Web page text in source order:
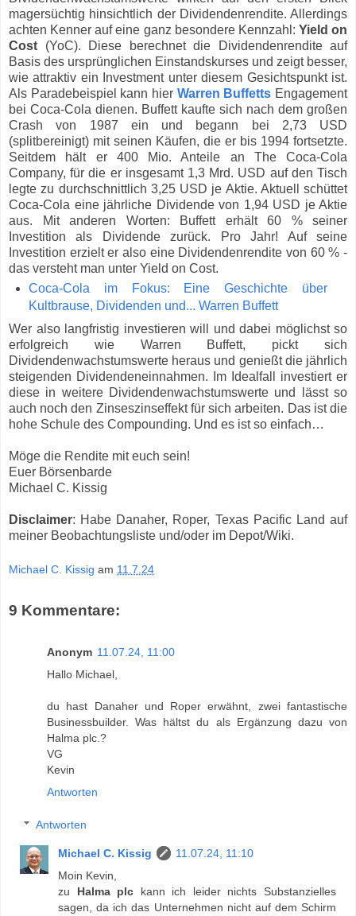
magersüchtig hinsichtlich der Dividendenrendite. Allerdings
achten Kenner auf eine ganz besondere Kennzahl: Yield on
Cost (YoC). Diese berechnet die Dividendenrendite auf
Basis des ursprünglichen Einstandskurses und zeigt besser,
wie attraktiv ein Investment unter diesem Gesichtspunkt ist.
Als Paradebeispiel kann hier Warren Buffetts Engagement
bei Coca-Cola dienen. Buffett kaufte sich nach dem großen
Crash von 1987 ein und begann bei 2,73 USD
(splitbereinigt) mit seinen Käufen, die er bis 1994 fortsetzte.
Seitdem hält er 400 Mio. Anteile an The Coca-Cola
Company, für die er insgesamt 1,3 Mrd. USD auf den Tisch
legte zu durchschnittlich 3,25 USD je Aktie. Aktuell schüttet
Coca-Cola eine jährliche Dividende von 1,94 USD je Aktie
aus. Mit anderen Worten: Buffett erhält 60 % seiner
Investition als Dividende zurück. Pro Jahr! Auf seine
Investition erzielt er also eine Dividendenrendite von 60 % -
das versteht man unter Yield on Cost.
Coca-Cola im Fokus: Eine Geschichte über
Kultbrause, Dividenden und... Warren Buffett
Wer also langfristig investieren will und dabei möglichst so
erfolgreich wie Warren Buffett, pickt sich
Dividendenwachstumswerte heraus und genießt die jährlich
steigenden Dividendeneinnahmen. Im Idealfall investiert er
diese in weitere Dividendenwachstumswerte und lässt so
auch noch den Zinseszinseffekt für sich arbeiten. Das ist die
hohe Schule des Compounding. Und es ist so einfach…
Möge die Rendite mit euch sein!
Euer Börsenbarde
Michael C. Kissig
Disclaimer: Habe Danaher, Roper, Texas Pacific Land auf
meiner Beobachtungsliste und/oder im Depot/Wiki.
Michael C. Kissig am 11.7.24
9 Kommentare:
Anonym 11.07.24, 11:00
Hallo Michael,
du hast Danaher und Roper erwähnt, zwei fantastische
Businessbuilder. Was hältst du als Ergänzung dazu von
Halma plc.?
VG
Kevin
Antworten
Antworten
Michael C. Kissig
11.07.24, 11:10
Moin Kevin,
zu Halma plc kann ich leider nichts Substanzielles
sagen, da ich das Unternehmen nicht auf dem Schirm